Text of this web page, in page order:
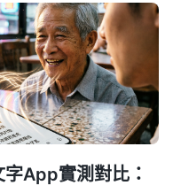
App實測對比：